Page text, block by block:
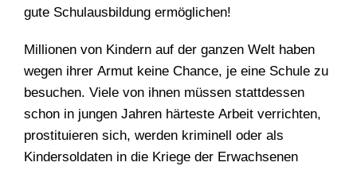
gute Schulausbildung ermöglichen!
Millionen von Kindern auf der ganzen Welt haben
wegen ihrer Armut keine Chance, je eine Schule zu
besuchen. Viele von ihnen müssen stattdessen
schon in jungen Jahren härteste Arbeit verrichten,
prostituieren sich, werden kriminell oder als
Kindersoldaten in die Kriege der Erwachsenen